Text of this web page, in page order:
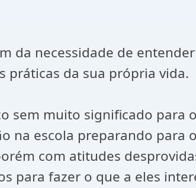
da necessidade de
práticas da sua própria vida.
sem muito significado para
escola preparando para
com atitudes
para fazer o que a eles